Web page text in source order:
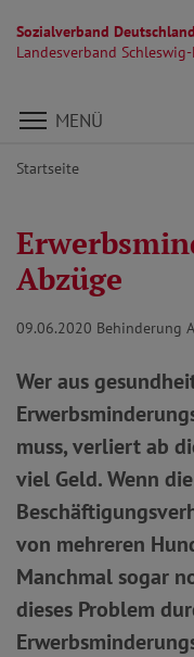
Sozialverband Deutschland
Landesverband
Direkt zu den Inhalten
MENÜ
Startseite
Abzüge
09.06.2020 Behinderung
Wer aus
muss, verliert ab
viel Geld. Wenn
von mehreren
Manchmal sogar
dieses Problem